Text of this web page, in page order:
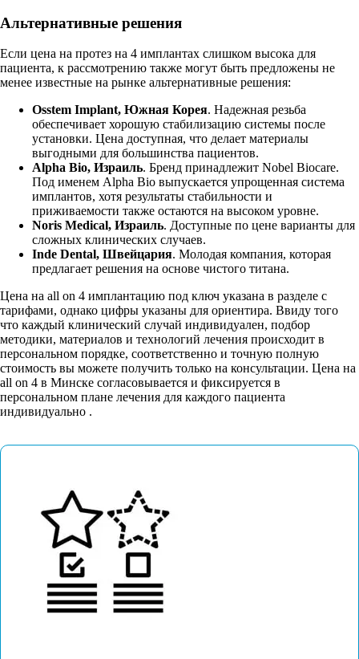
Альтернативные решения
Если цена на протез на 4 имплантах слишком высока для
пациента, к рассмотрению также могут быть предложены не
менее известные на рынке альтернативные решения:
Osstem Implant, Южная Корея. Надежная резьба
обеспечивает хорошую стабилизацию системы после
установки. Цена доступная, что делает материалы
выгодными для большинства пациентов.
Alpha Bio, Израиль. Бренд принадлежит Nobel Biocare.
Под именем Alpha Bio выпускается упрощенная система
имплантов, хотя результаты стабильности и
приживаемости также остаются на высоком уровне.
Noris Medical, Израиль. Доступные по цене варианты для
сложных клинических случаев.
Inde Dental, Швейцария. Молодая компания, которая
предлагает решения на основе чистого титана.
Цена на all on 4 имплантацию под ключ указана в разделе с
тарифами, однако цифры указаны для ориентира. Ввиду того
что каждый клинический случай индивидуален, подбор
методики, материалов и технологий лечения происходит в
персональном порядке, соответственно и точную полную
стоимость вы можете получить только на консультации. Цена на
all on 4 в Минске согласовывается и фиксируется в
персональном плане лечения для каждого пациента
индивидуально .